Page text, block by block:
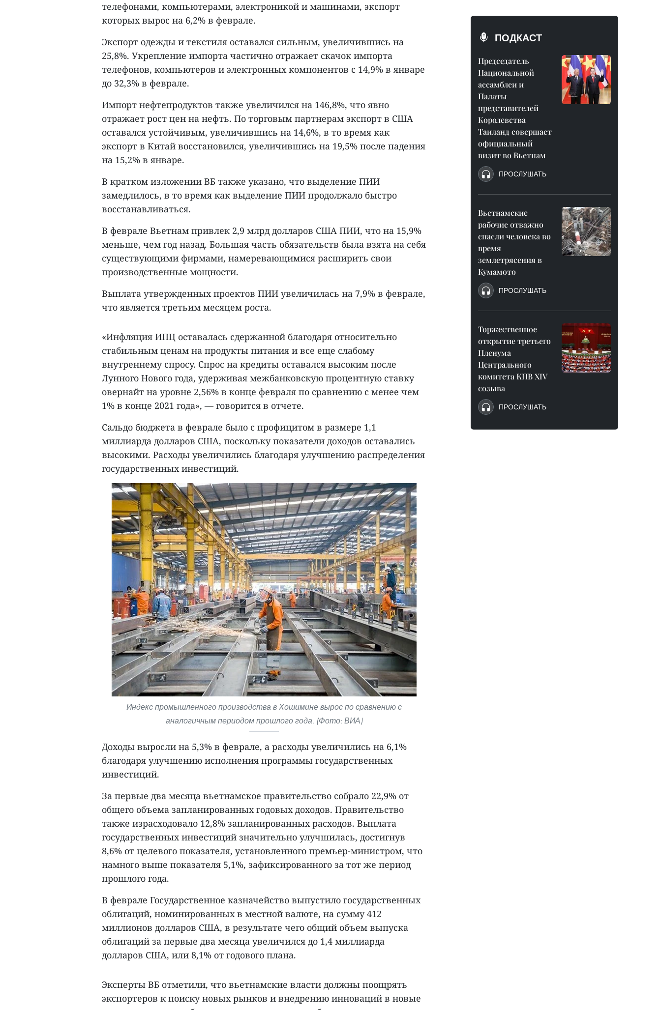
телефонами, компьютерами, электроникой и машинами, экспорт
которых вырос на 6,2% в феврале.
Экспорт одежды и текстиля оставался сильным, увеличившись на
25,8%. Укрепление импорта частично отражает скачок импорта
телефонов, компьютеров и электронных компонентов с 14,9% в январе
до 32,3% в феврале.
Импорт нефтепродуктов также увеличился на 146,8%, что явно
отражает рост цен на нефть. По торговым партнерам экспорт в США
оставался устойчивым, увеличившись на 14,6%, в то время как
экспорт в Китай восстановился, увеличившись на 19,5% после падения
на 15,2% в январе.
В кратком изложении ВБ также указано, что выделение ПИИ
замедлилось, в то время как выделение ПИИ продолжало быстро
восстанавливаться.
В феврале Вьетнам привлек 2,9 млрд долларов США ПИИ, что на 15,9%
меньше, чем год назад. Большая часть обязательств была взята на себя
существующими фирмами, намеревающимися расширить свои
производственные мощности.
Выплата утвержденных проектов ПИИ увеличилась на 7,9% в феврале,
что является третьим месяцем роста.
«Инфляция ИПЦ оставалась сдержанной благодаря относительно
стабильным ценам на продукты питания и все еще слабому
внутреннему спросу. Спрос на кредиты оставался высоким после
Лунного Нового года, удерживая межбанковскую процентную ставку
овернайт на уровне 2,56% в конце февраля по сравнению с менее чем
1% в конце 2021 года», — говорится в отчете.
Сальдо бюджета в феврале было с профицитом в размере 1,1
миллиарда долларов США, поскольку показатели доходов оставались
высокими. Расходы увеличились благодаря улучшению распределения
государственных инвестиций.
Индекс промышленного производства в Хошимине вырос по сравнению с
аналогичным периодом прошлого года. (Фото: ВИА)
Доходы выросли на 5,3% в феврале, а расходы увеличились на 6,1%
благодаря улучшению исполнения программы государственных
инвестиций.
За первые два месяца вьетнамское правительство собрало 22,9% от
общего объема запланированных годовых доходов. Правительство
также израсходовало 12,8% запланированных расходов. Выплата
государственных инвестиций значительно улучшилась, достигнув
8,6% от целевого показателя, установленного премьер-министром, что
намного выше показателя 5,1%, зафиксированного за тот же период
прошлого года.
В феврале Государственное казначейство выпустило государственных
облигаций, номинированных в местной валюте, на сумму 412
миллионов долларов США, в результате чего общий объем выпуска
облигаций за первые два месяца увеличился до 1,4 миллиарда
долларов США, или 8,1% от годового плана.
Эксперты ВБ отметили, что вьетнамские власти должны поощрять
экспортеров к поиску новых рынков и внедрению инноваций в новые
ПОДКАСТ
Председатель
Национальной
ассамблеи и
Палаты
представителей
Королевства
Таиланд совершает
официальный
визит во Вьетнам
ПРОСЛУШАТЬ
Вьетнамские
рабочие отважно
спасли человека во
время
землетрясения в
Кумамото
ПРОСЛУШАТЬ
Торжественное
открытие третьего
Пленума
Центрального
комитета КПВ XIV
созыва
ПРОСЛУШАТЬ